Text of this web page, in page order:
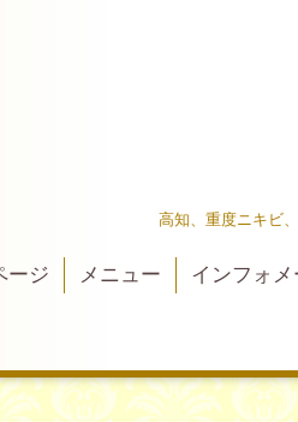
高知、重度ニキビ
ージ メニュー インフォ